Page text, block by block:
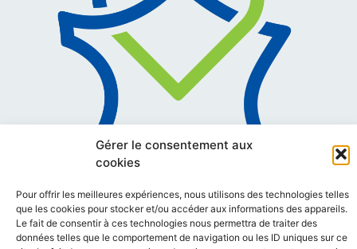
Gérer le consentement aux
cookies
Pour offrir les meilleures expériences, nous utilisons des technologies telles
que les cookies pour stocker et/ou accéder aux informations des appareils.
Le fait de consentir à ces technologies nous permettra de traiter des
données telles que le comportement de navigation ou les ID uniques sur ce